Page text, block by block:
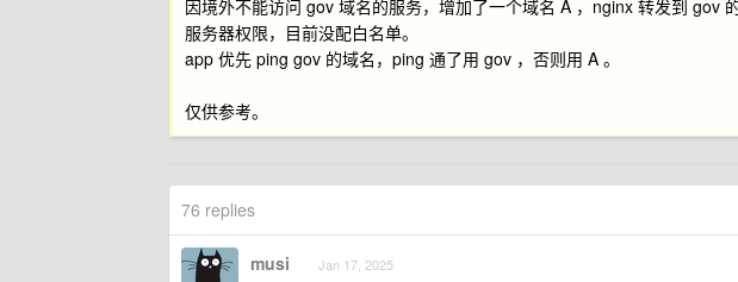
因境外不能访问 gov 域名的服务，增加了一个域名 A ，nginx 转发到 gov
服务器权限，目前没配白名单。
app 优先 ping gov 的域名，ping 通了用 gov ，否则用 A 。
仅供参考。
76 replies
musi Jan 17, 2025